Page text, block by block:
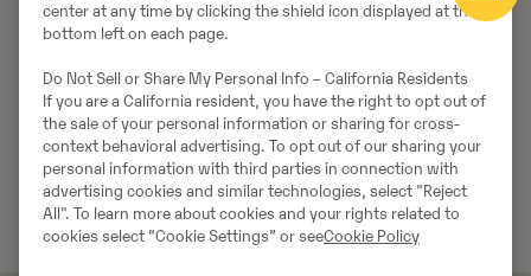
center at any time by clicking the shield icon displayed at the
bottom left on each page.
Do Not Sell or Share My Personal Info – California Residents
If you are a California resident, you have the right to opt out of
the sale of your personal information or sharing for cross-
context behavioral advertising. To opt out of our sharing your
personal information with third parties in connection with
advertising cookies and similar technologies, select "Reject
All". To learn more about cookies and your rights related to
cookies select “Cookie Settings” or seeCookie Policy